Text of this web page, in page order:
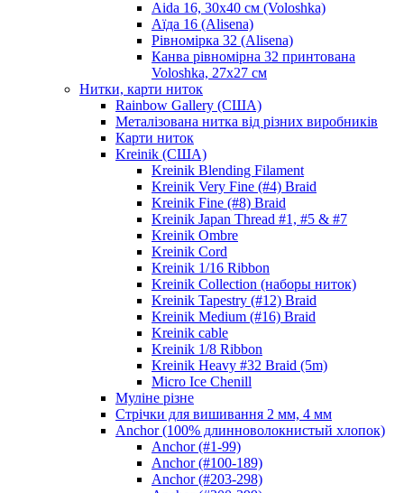
Aida 16, 30х40 см (Voloshka)
Аїда 16 (Alisena)
Рівномірка 32 (Alisena)
Канва рівномірна 32 принтована
Voloshka, 27х27 см
Нитки, карти ниток
Rainbow Gallery (США)
Металізована нитка від різних виробників
Карти ниток
Kreinik (США)
Kreinik Blending Filament
Kreinik Very Fine (#4) Braid
Kreinik Fine (#8) Braid
Kreinik Japan Thread #1, #5 & #7
Kreinik Ombre
Kreinik Cord
Kreinik 1/16 Ribbon
Kreinik Collection (наборы ниток)
Kreinik Tapestry (#12) Braid
Kreinik Medium (#16) Braid
Kreinik cable
Kreinik 1/8 Ribbon
Kreinik Heavy #32 Braid (5m)
Micro Ice Chenill
Муліне різне
Стрічки для вишивання 2 мм, 4 мм
Anchor (100% длинноволокнистый хлопок)
Anchor (#1-99)
Anchor (#100-189)
Anchor (#203-298)